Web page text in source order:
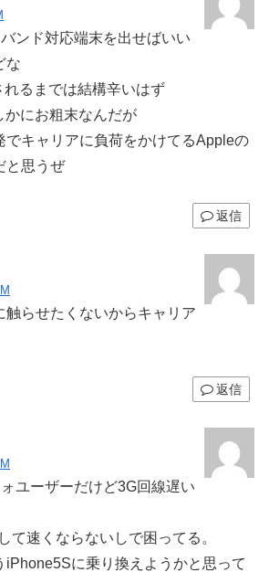
ンド対応端末を出せばいい
な
るまでは結構辛いはず
かにお粗末なんだが
でキャリアに負荷をかけてるAppleの
と思うぜ
返信
触らせたくないからキャリア
返信
ユーザーだけど3G回線遅い
て速くならないしで困ってる。
iPhone5Sに乗り換えようかと思って